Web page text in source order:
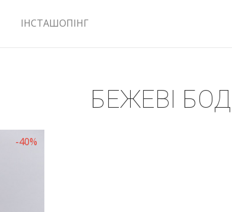
ІНСТАШОПІНГ
БЕЖЕВІ
-40%